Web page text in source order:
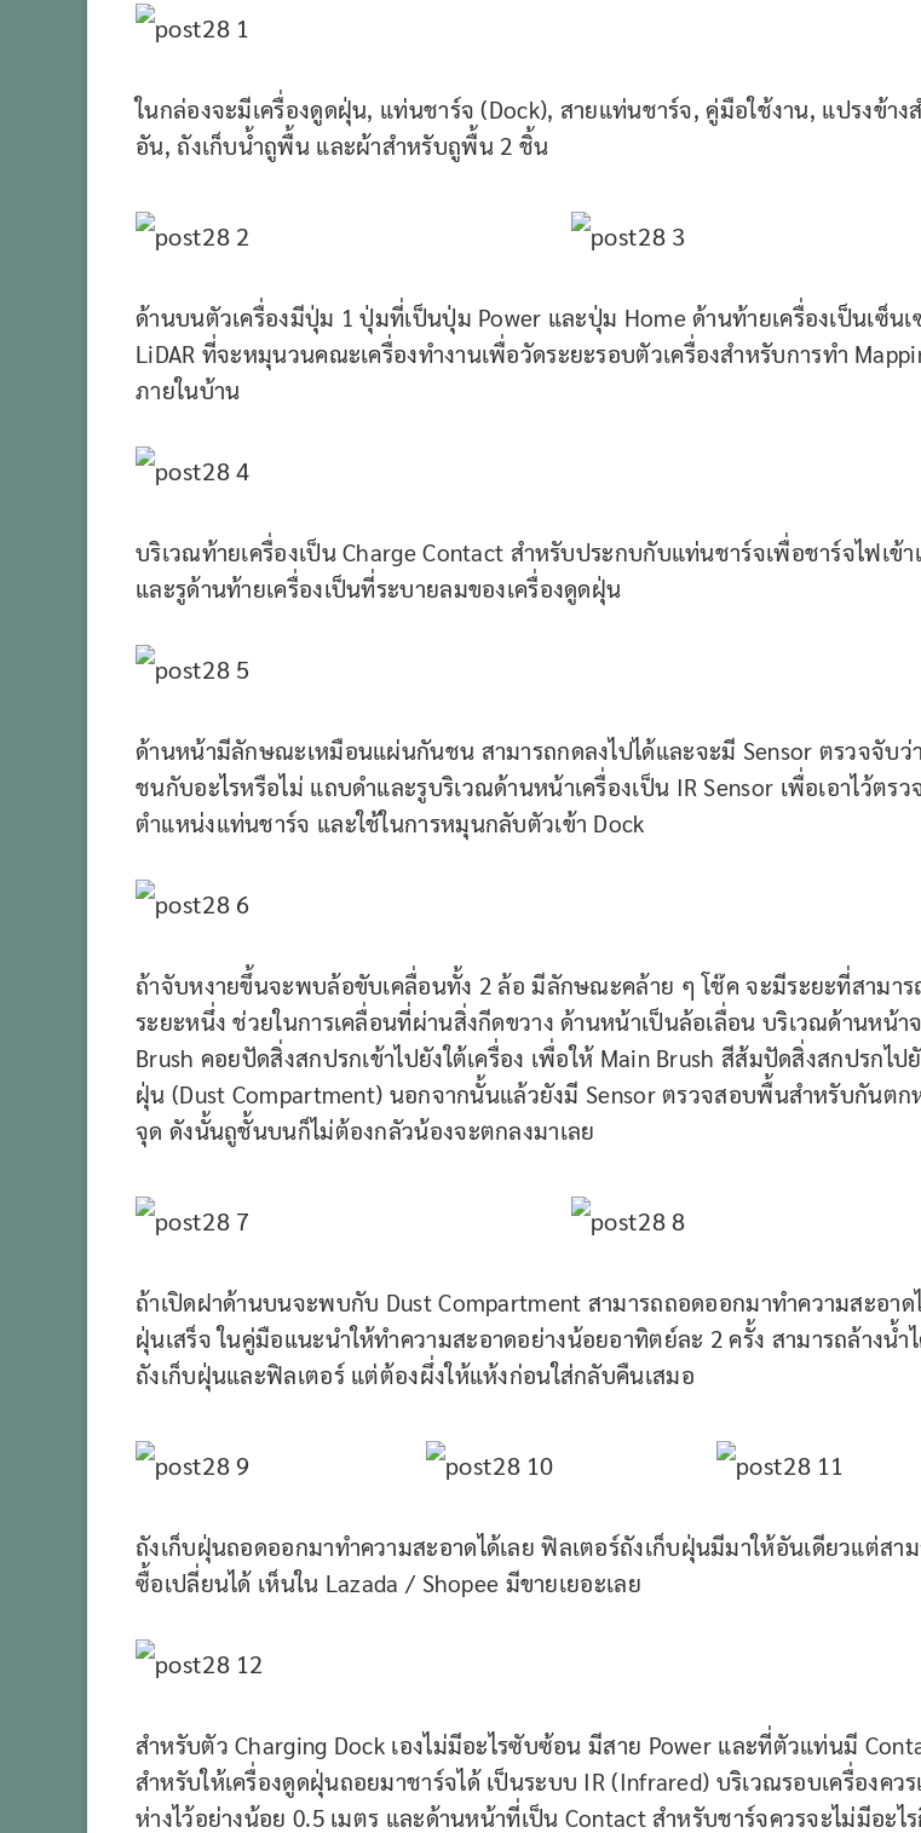
ในกล่องจะมีเครื่องดูดฝุ่น, แท่นชาร์จ (Dock), สายแท่นชาร์จ, คู่มือใช้งาน, แปรงข้าง
อัน, ถังเก็บน้ำถูพื้น และผ้าสำหรับถูพื้น 2 ชิ้น
ด้านบนตัวเครื่องมีปุ่ม 1 ปุ่มที่เป็นปุ่ม Power และปุ่ม Home ด้านท้ายเครื่องเป็นเซ็นเ
LiDAR ที่จะหมุนวนคณะเครื่องทำงานเพื่อวัดระยะรอบตัวเครื่องสำหรับการทำ
ภายในบ้าน
บริเวณท้ายเครื่องเป็น Charge Contact สำหรับประกบกับแท่นชาร์จเพื่อชาร์จไฟเข้า
และรูด้านท้ายเครื่องเป็นที่ระบายลมของเครื่องดูดฝุ่น
ด้านหน้ามีลักษณะเหมือนแผ่นกันชน สามารถกดลงไปได้และจะมี Sensor ตรวจจับว่
ชนกับอะไรหรือไม่ แถบดำและรูบริเวณด้านหน้าเครื่องเป็น IR Sensor เพื่อเอาไว้ตรว
ตำแหน่งแท่นชาร์จ และใช้ในการหมุนกลับตัวเข้า Dock
ถ้าจับหงายขึ้นจะพบล้อขับเคลื่อนทั้ง 2 ล้อ มีลักษณะคล้าย ๆ โช๊ค จะมีระยะที่สามาร
ระยะหนึ่ง ช่วยในการเคลื่อนที่ผ่านสิ่งกีดขวาง ด้านหน้าเป็นล้อเลื่อน บริเวณด้านหน้า
Brush คอยปัดสิ่งสกปรกเข้าไปยังใต้เครื่อง เพื่อให้ Main Brush สีส้มปัดสิ่งสกปรกไป
ฝุ่น (Dust Compartment) นอกจากนั้นแล้วยังมี Sensor ตรวจสอบพื้นสำหรับกันตก
จุด ดังนั้นถูชั้นบนก็ไม่ต้องกลัวน้องจะตกลงมาเลย
ถ้าเปิดฝาด้านบนจะพบกับ Dust Compartment สามารถถอดออกมาทำความสะอาด
ฝุ่นเสร็จ ในคู่มือแนะนำให้ทำความสะอาดอย่างน้อยอาทิตย์ละ 2 ครั้ง สามารถล้างน้ำ
ถังเก็บฝุ่นและฟิลเตอร์ แต่ต้องผึ่งให้แห้งก่อนใส่กลับคืนเสมอ
ถังเก็บฝุ่นถอดออกมาทำความสะอาดได้เลย ฟิลเตอร์ถังเก็บฝุ่นมีมาให้อันเดียวแต่สา
ซื้อเปลี่ยนได้ เห็นใน Lazada / Shopee มีขายเยอะเลย
สำหรับตัว Charging Dock เองไม่มีอะไรซับซ้อน มีสาย Power และที่ตัวแท่นมี
สำหรับให้เครื่องดูดฝุ่นถอยมาชาร์จได้ เป็นระบบ IR (Infrared) บริเวณรอบเครื่องควร
ห่างไว้อย่างน้อย 0.5 เมตร และด้านหน้าที่เป็น Contact สำหรับชาร์จควรจะไม่มีอะไ